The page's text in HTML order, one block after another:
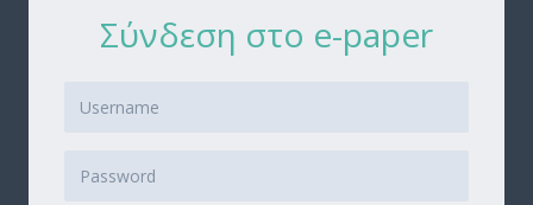
Σύνδεση στο e-paper